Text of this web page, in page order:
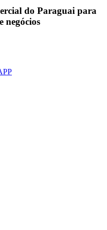
do Paraguai para
negócios